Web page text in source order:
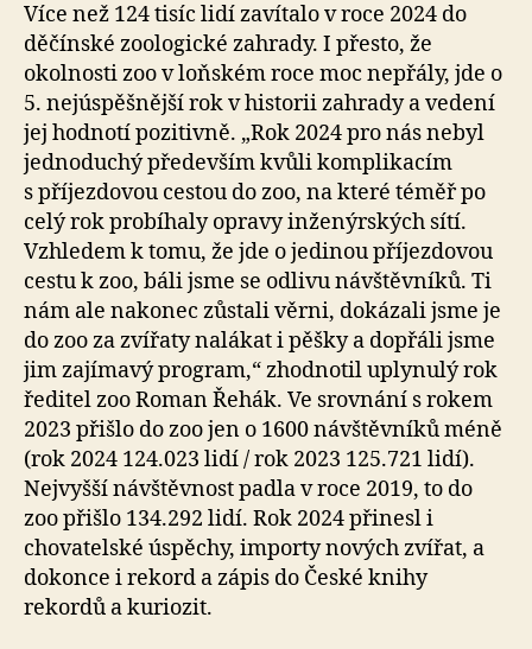
Více než 124 tisíc lidí zavítalo v roce 2024 do
děčínské zoologické zahrady. I přesto, že
okolnosti zoo v loňském roce moc nepřály, jde o
5. nejúspěšnější rok v historii zahrady a vedení
jej hodnotí pozitivně. „Rok 2024 pro nás nebyl
jednoduchý především kvůli komplikacím
s příjezdovou cestou do zoo, na které téměř po
celý rok probíhaly opravy inženýrských sítí.
Vzhledem k tomu, že jde o jedinou příjezdovou
cestu k zoo, báli jsme se odlivu návštěvníků. Ti
nám ale nakonec zůstali věrni, dokázali jsme je
do zoo za zvířaty nalákat i pěšky a dopřáli jsme
jim zajímavý program,“ zhodnotil uplynulý rok
ředitel zoo Roman Řehák. Ve srovnání s rokem
2023 přišlo do zoo jen o 1600 návštěvníků méně
(rok 2024 124.023 lidí / rok 2023 125.721 lidí).
Nejvyšší návštěvnost padla v roce 2019, to do
zoo přišlo 134.292 lidí. Rok 2024 přinesl i
chovatelské úspěchy, importy nových zvířat, a
dokonce i rekord a zápis do České knihy
rekordů a kuriozit.